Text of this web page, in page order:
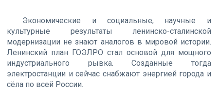
Экономические и социальные, научные и
культурные результаты ленинско-сталинской
модернизации не знают аналогов в мировой истории.
Ленинский план ГОЭЛРО стал основой для мощного
индустриального рывка. Созданные тогда
электростанции и сейчас снабжают энергией города и
сёла по всей России.